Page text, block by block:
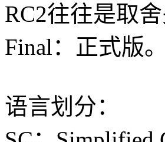
RC2往往是取舍
Final：正式版。
语言划分：